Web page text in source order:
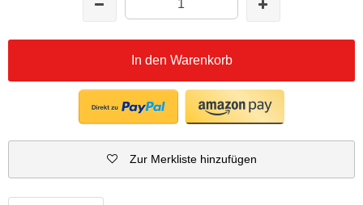
In den Warenkorb
Zur Merkliste hinzufügen